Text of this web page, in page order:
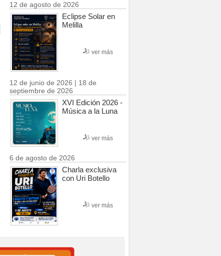
12 de agosto de 2026
Eclipse Solar en
Melilla
ver más
12 de junio de 2026 | 18 de
septiembre de 2026
XVI Edición 2026 -
Música a la Luna
ver más
6 de agosto de 2026
Charla exclusiva
con Uri Botello
ver más